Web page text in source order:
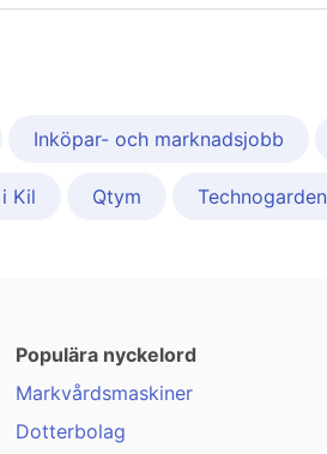
Inköpar- och marknadsjobb
Kil Qtym Technogarden
Populära nyckelord
Markvårdsmaskiner
Dotterbolag